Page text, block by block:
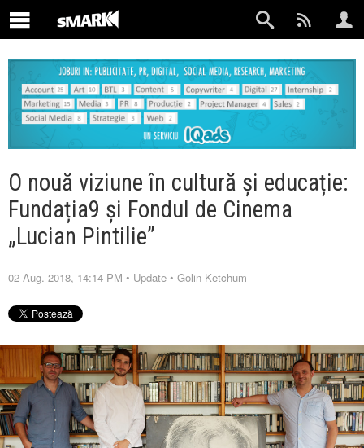
O nouă viziune în cultură și educație:
Fundația9 și Fondul de Cinema
„Lucian Pintilie”
02 Aug. 2018, 14:14 PM • Update • Golin Ketchum